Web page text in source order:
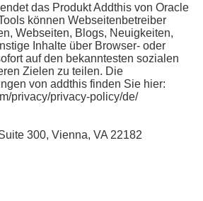
das Produkt Addthis von Oracle
können Webseitenbetreiber
Webseiten, Blogs, Neuigkeiten,
Inhalte über Browser- oder
auf den bekanntesten sozialen
Zielen zu teilen. Die
von addthis finden Sie hier:
privacy/privacy-policy/de/
300, Vienna, VA 22182